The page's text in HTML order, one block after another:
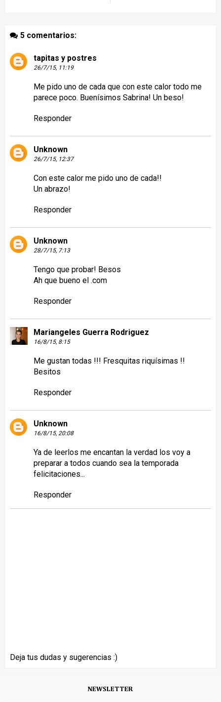
5 comentarios:
tapitas y postres
26/7/15, 11:19
Me pido uno de cada que con este calor todo me
parece poco. Buenísimos Sabrina! Un beso!
Responder
Unknown
26/7/15, 12:37
Con este calor me pido uno de cada!!
Un abrazo!
Responder
Unknown
28/7/15, 7:13
Tengo que probar! Besos
Ah que bueno el .com
Responder
Mariangeles Guerra Rodriguez
16/8/15, 8:15
Me gustan todas !!! Fresquitas riquísimas !!
Besitos
Responder
Unknown
16/8/15, 20:08
Ya de leerlos me encantan la verdad los voy a
preparar a todos cuando sea la temporada
felicitaciones...
Responder
Deja tus dudas y sugerencias :)
NEWSLETTER